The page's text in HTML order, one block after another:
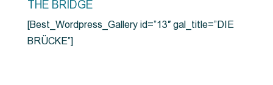
THE BRIDGE
[Best_Wordpress_Gallery id=”13″ gal_title=”DIE
BRÜCKE”]